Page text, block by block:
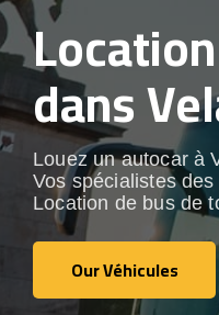
dans
Louez un autocar à
Vos spécialistes
Location de bus de
Our Véhicules
Our Véhicules